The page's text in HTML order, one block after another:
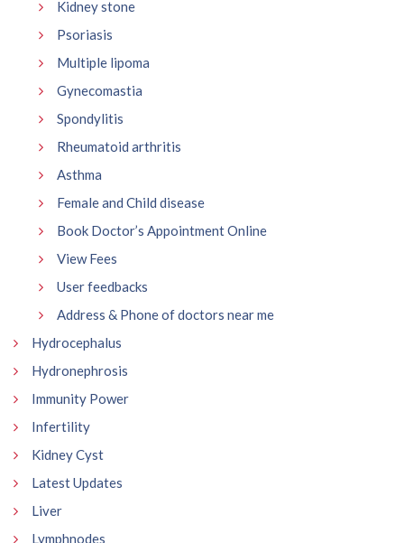
Kidney stone
Psoriasis
Multiple lipoma
Gynecomastia
Spondylitis
Rheumatoid arthritis
Asthma
Female and Child disease
Book Doctor’s Appointment Online
View Fees
User feedbacks
Address & Phone of doctors near me
Hydrocephalus
Hydronephrosis
Immunity Power
Infertility
Kidney Cyst
Latest Updates
Liver
Lymphnodes